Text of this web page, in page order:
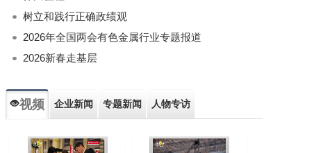
树立和践行正确政绩观
2026年全国两会有色金属行业专题报道
2026新春走基层
视频 企业新闻 专题新闻 人物专访